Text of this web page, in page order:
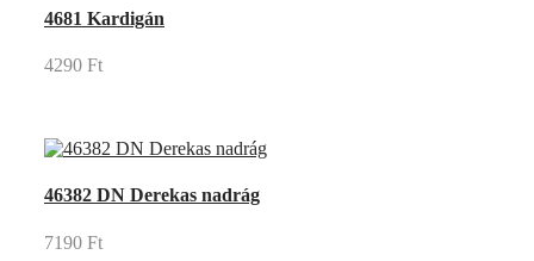
4681 Kardigán
4290 Ft
46382 DN Derekas nadrág
7190 Ft